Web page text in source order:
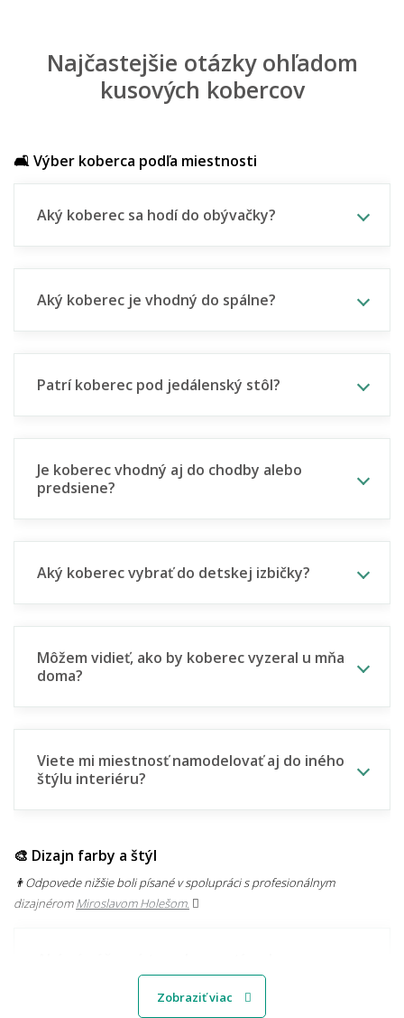
Najčastejšie otázky ohľadom
kusových kobercov
🛋️ Výber koberca podľa miestnosti
Aký koberec sa hodí do obývačky?
Aký koberec je vhodný do spálne?
Patrí koberec pod jedálenský stôl?
Je koberec vhodný aj do chodby alebo
predsiene?
Aký koberec vybrať do detskej izbičky?
Môžem vidieť, ako by koberec vyzeral u mňa
doma?
Viete mi miestnosť namodelovať aj do iného
štýlu interiéru?
🎨 Dizajn farby a štýl
👨‍Odpovede nižšie boli písané v spolupráci s profesionálnym
dizajnéromMiroslavom Holešom.
Zobraziť viac